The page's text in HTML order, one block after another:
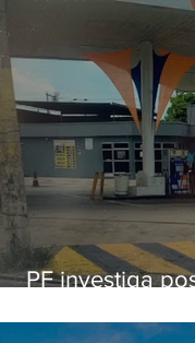
PF investiga
secretário